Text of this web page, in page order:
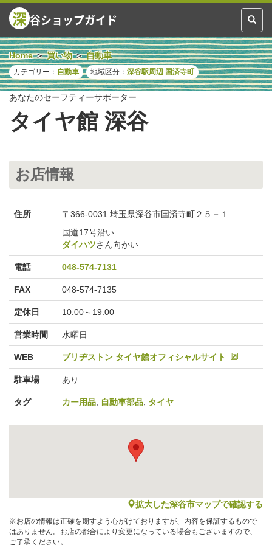
Toggle
深 谷ショップガイド
Home 買い物 自動車
カテゴリー： 自動車 地域区分： 深谷駅周辺 国済寺町
あなたのセーフティーサポーター
タイヤ館 深谷
お店情報
住所
〒366-0031 埼玉県深谷市国済寺町２５－１
国道17号沿い
ダイハツさん向かい
電話 048-574-7131
FAX 048-574-7135
定休日 10:00～19:00
営業時間 水曜日
WEB ブリヂストン タイヤ館オフィシャルサイト
駐車場 あり
タグ カー用品 自動車部品 タイヤ
map
拡大した深谷市マップで確認する
※お店の情報は正確を期すよう心がけておりますが、内容を保証するもので
はありません。お店の都合により変更になっている場合もございますので、
ご了承ください。